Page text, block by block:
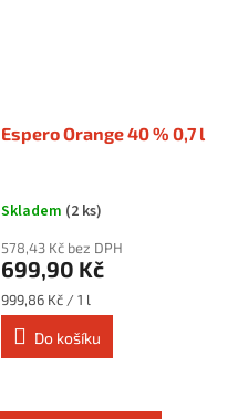
Espero Orange 40 % 0,7 l
Skladem (2 ks)
578,43 Kč bez DPH
699,90 Kč
Měrná
cena:
999,86 Kč / 1 l
Do košíku